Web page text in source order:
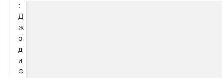
:
Д
ж
о
д
и
Ф